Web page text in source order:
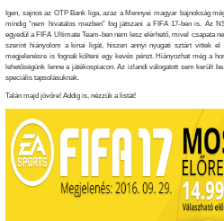
Igen, sajnos az OTP Bank liga, azaz a Mennyei magyar bajnokság
mindig “nem hivatalos mezben” fog játszani a FIFA 17-ben is. Az
egyedül a FIFA Ultimate Team-ben nem lesz elérhető, mivel csapata
szerint hiányolom a kinai ligát, hiszen annyi nyugati sztárt vittek
megjelenésre is fognak költeni egy kevés pénzt. Hiányozhat még a
lehetőségünk lenne a játékospiacon. Az izlandi válogatott sem került
speciális tapsolásuknak.
Talán majd jövőre! Addig is, nézzük a listát!